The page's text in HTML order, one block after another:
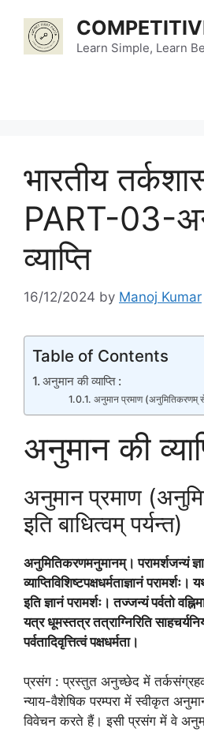
content
Learn Simple, Learn
भारतीय
PART-03-
व्याप्ति
16/12/2024 by Manoj Kumar
Table of Contents
अनुमान की व्याप्ति :
अनुमान प्रमाण (अनुमितिकरणम् से
अनुमान की
अनुमान प्रमाण
इति बाधित्वम् पर्यन्त)
अनुमितिकरणमनुमानम्। परामर्शजन्यं
व्याप्तिविशिष्टपक्षधर्मताज्ञानं परामर्शः।
इति ज्ञानं परामर्शः। तज्जन्यं पर्वतो
यत्र धूमस्तत्र तत्राग्निरिति
पर्वतादिवृत्तित्वं पक्षधर्मता।
प्रसंग : प्रस्तुत अनुच्छेद में
न्याय-वैशेषिक परम्परा में स्वीकृत
विवेचन करते हैं। इसी प्रसंग में वे